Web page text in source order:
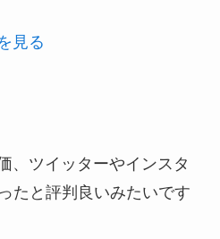
見る
、ツイッターやインスタ
たと評判良いみたいです